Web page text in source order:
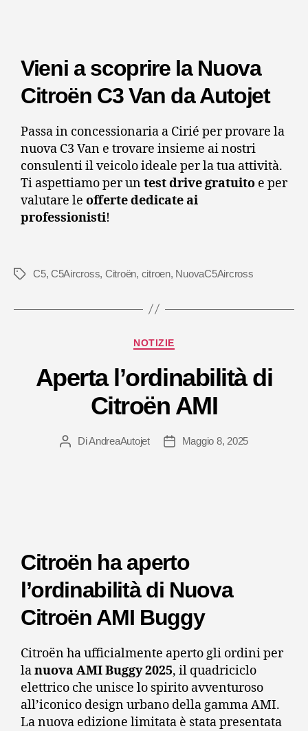
Vieni a scoprire la Nuova
Citroën C3 Van da Autojet
Passa in concessionaria a Cirié per provare la
nuova C3 Van e trovare insieme ai nostri
consulenti il veicolo ideale per la tua attività.
Ti aspettiamo per untest drive gratuito e per
valutare le offerte dedicate ai
professionisti!
C5, C5Aircross, Citroën, citroen, NuovaC5Aircross
NOTIZIE
Aperta l’ordinabilità di
Citroën AMI
DiAndreaAutojet Maggio 8, 2025
Citroën ha aperto
l’ordinabilità di Nuova
Citroën AMI Buggy
Citroën ha ufficialmente aperto gli ordini per
lanuova AMI Buggy 2025, il quadriciclo
elettrico che unisce lo spirito avventuroso
all’iconico design urbano della gamma AMI.
La nuova edizione limitata è stata presentata